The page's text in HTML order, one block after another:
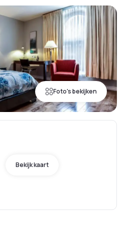
Foto's bekijken
Bekijk kaart